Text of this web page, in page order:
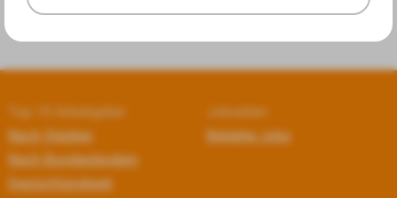
Top 10 Arbeitgeber
Nach Städten
Nach Bundesländern
Deutschlandweit
Jobseiten
Beliebte Jobs